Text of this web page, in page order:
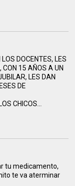
DOCENTES, LES
CON 15 AÑOS A UN
LES DAN
DE
CHICOS...
tu medicamento,
te va aterminar